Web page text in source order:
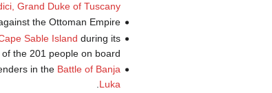
Grand Duke of Tuscany
the Ottoman Empire.
Sable Island during its
of the 201 people on board.
in the Battle of Banja
Luka